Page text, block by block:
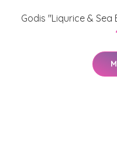
Godis "Liqurice &